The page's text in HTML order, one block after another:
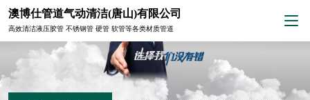
澳博仕管道气动清洁(唐山)有限公司
高效清洁液压胶管 不锈钢管 硬管 软管等各类材质管道